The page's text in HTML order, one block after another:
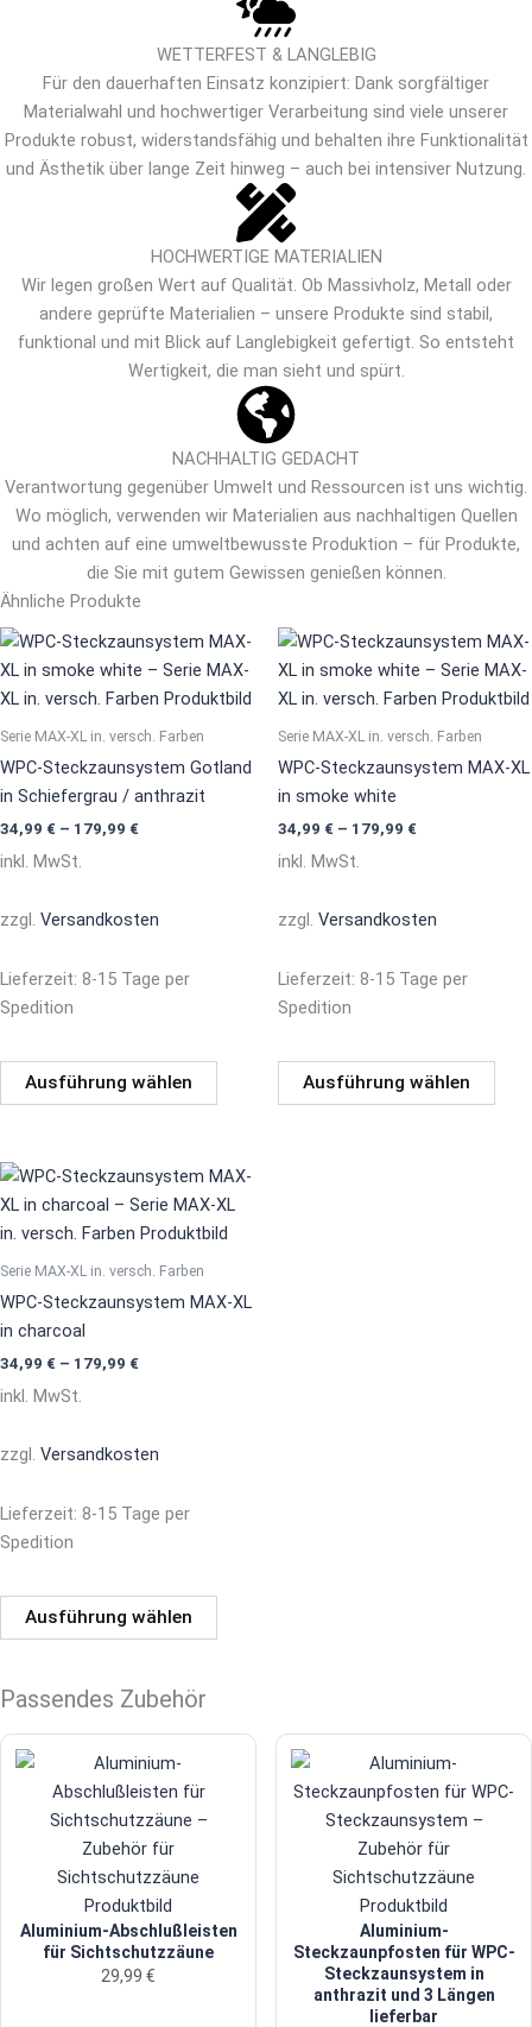
WETTERFEST & LANGLEBIG
Für den dauerhaften Einsatz konzipiert: Dank sorgfältiger
Materialwahl und hochwertiger Verarbeitung sind viele unserer
Produkte robust, widerstandsfähig und behalten ihre Funktionalität
und Ästhetik über lange Zeit hinweg – auch bei intensiver Nutzung.
HOCHWERTIGE MATERIALIEN
Wir legen großen Wert auf Qualität. Ob Massivholz, Metall oder
andere geprüfte Materialien – unsere Produkte sind stabil,
funktional und mit Blick auf Langlebigkeit gefertigt. So entsteht
Wertigkeit, die man sieht und spürt.
NACHHALTIG GEDACHT
Verantwortung gegenüber Umwelt und Ressourcen ist uns wichtig.
Wo möglich, verwenden wir Materialien aus nachhaltigen Quellen
und achten auf eine umweltbewusste Produktion – für Produkte,
die Sie mit gutem Gewissen genießen können.
Ähnliche Produkte
Serie MAX-XL in. versch. Farben
WPC-Steckzaunsystem Gotland
in Schiefergrau / anthrazit
34,99 € – 179,99 €
inkl. MwSt.
zzgl. Versandkosten
Lieferzeit: 8-15 Tage per
Spedition
Ausführung wählen
Dieses
Produkt
weist
mehrere
Optionen
Serie MAX-XL in. versch. Farben
WPC-Steckzaunsystem MAX-XL
in smoke white
34,99 € – 179,99 €
inkl. MwSt.
zzgl. Versandkosten
Lieferzeit: 8-15 Tage per
Spedition
Ausführung wählen
Serie MAX-XL in. versch. Farben
WPC-Steckzaunsystem MAX-XL
in charcoal
34,99 € – 179,99 €
inkl. MwSt.
zzgl. Versandkosten
Lieferzeit: 8-15 Tage per
Spedition
Ausführung wählen
Dieses
Produkt
weist
Passendes Zubehör
Aluminium-Abschlußleisten
für Sichtschutzzäune
29,99 €
Aluminium-
Steckzaunpfosten für WPC-
Steckzaunsystem in
anthrazit und 3 Längen
lieferbar